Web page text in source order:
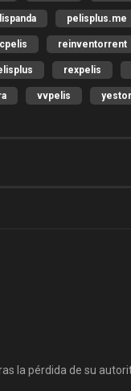
pelisplus.me
reinventorrent
rexpelis
vvpelis
la pérdida de su